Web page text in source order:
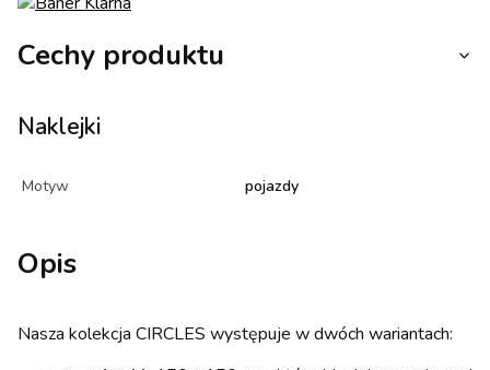
Cechy produktu
Naklejki
Motyw pojazdy
Opis
Nasza kolekcja CIRCLES występuje w dwóch wariantach: